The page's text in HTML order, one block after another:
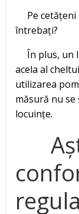
Pe cetățeni
întrebați?
În plus, un
acela al
utilizarea
măsură nu
locuințe.